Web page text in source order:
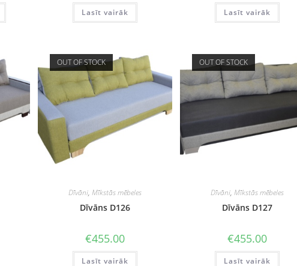
Lasīt vairāk Lasīt vairāk
OUT OF STOCK
Dīvāni, Mīkstās mēbeles
Dīvāns D126
€455.00
Lasīt vairāk
OUT OF STOCK
Dīvāni,Mīkstās mēbeles
Dīvāns D127
€455.00
Lasīt vairāk